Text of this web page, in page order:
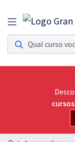
Assinatura
Acesso a todos os
Assinatura OAB
Acesso ilimitado a
Preparação completa